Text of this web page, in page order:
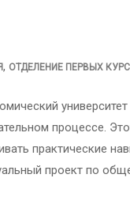
, ОТДЕЛЕНИЕ ПЕРВЫХ
университет
процессе.
практические
проект по